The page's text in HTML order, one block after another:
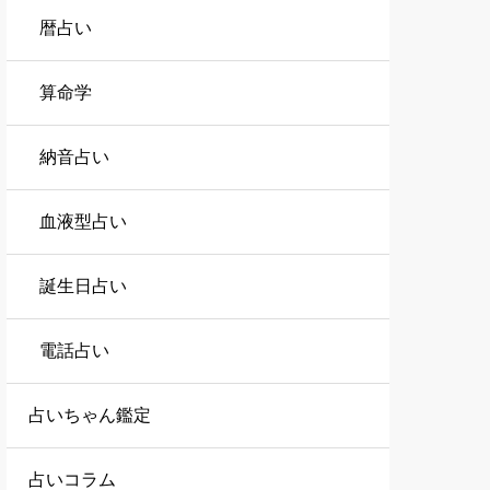
暦占い
算命学
納音占い
血液型占い
誕生日占い
電話占い
占いちゃん鑑定
占いコラム